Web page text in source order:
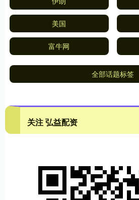
美国
富牛网
全部话题标签
关注 弘益配资